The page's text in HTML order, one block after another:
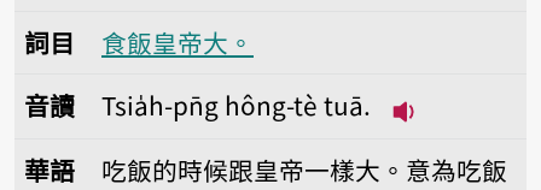
詞目
食飯皇帝大。
音讀
Tsia̍h-pn̄g hông-tè tuā.
華語
吃飯的時候跟皇帝一樣大。意為吃飯